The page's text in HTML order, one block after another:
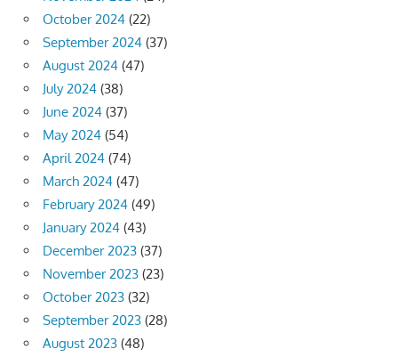
October 2024 (22)
September 2024 (37)
August 2024 (47)
July 2024 (38)
June 2024 (37)
May 2024 (54)
April 2024 (74)
March 2024 (47)
February 2024 (49)
January 2024 (43)
December 2023 (37)
November 2023 (23)
October 2023 (32)
September 2023 (28)
August 2023 (48)